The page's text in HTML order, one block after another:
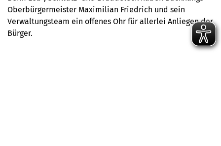
Oberbürgermeister Maximilian Friedrich und sein
Verwaltungsteam ein offenes Ohr für allerlei Anliegen der
Bürger.